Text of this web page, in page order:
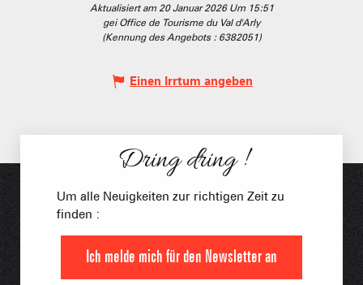
Aktualisiert am 20 Januar 2026 Um 15:51
gei Office de Tourisme du Val d'Arly
(Kennung des Angebots : 6382051)
Einen Irrtum angeben
Dring dring !
Um alle Neuigkeiten zur richtigen Zeit zu
finden :
Ich melde mich für den Newsletter an